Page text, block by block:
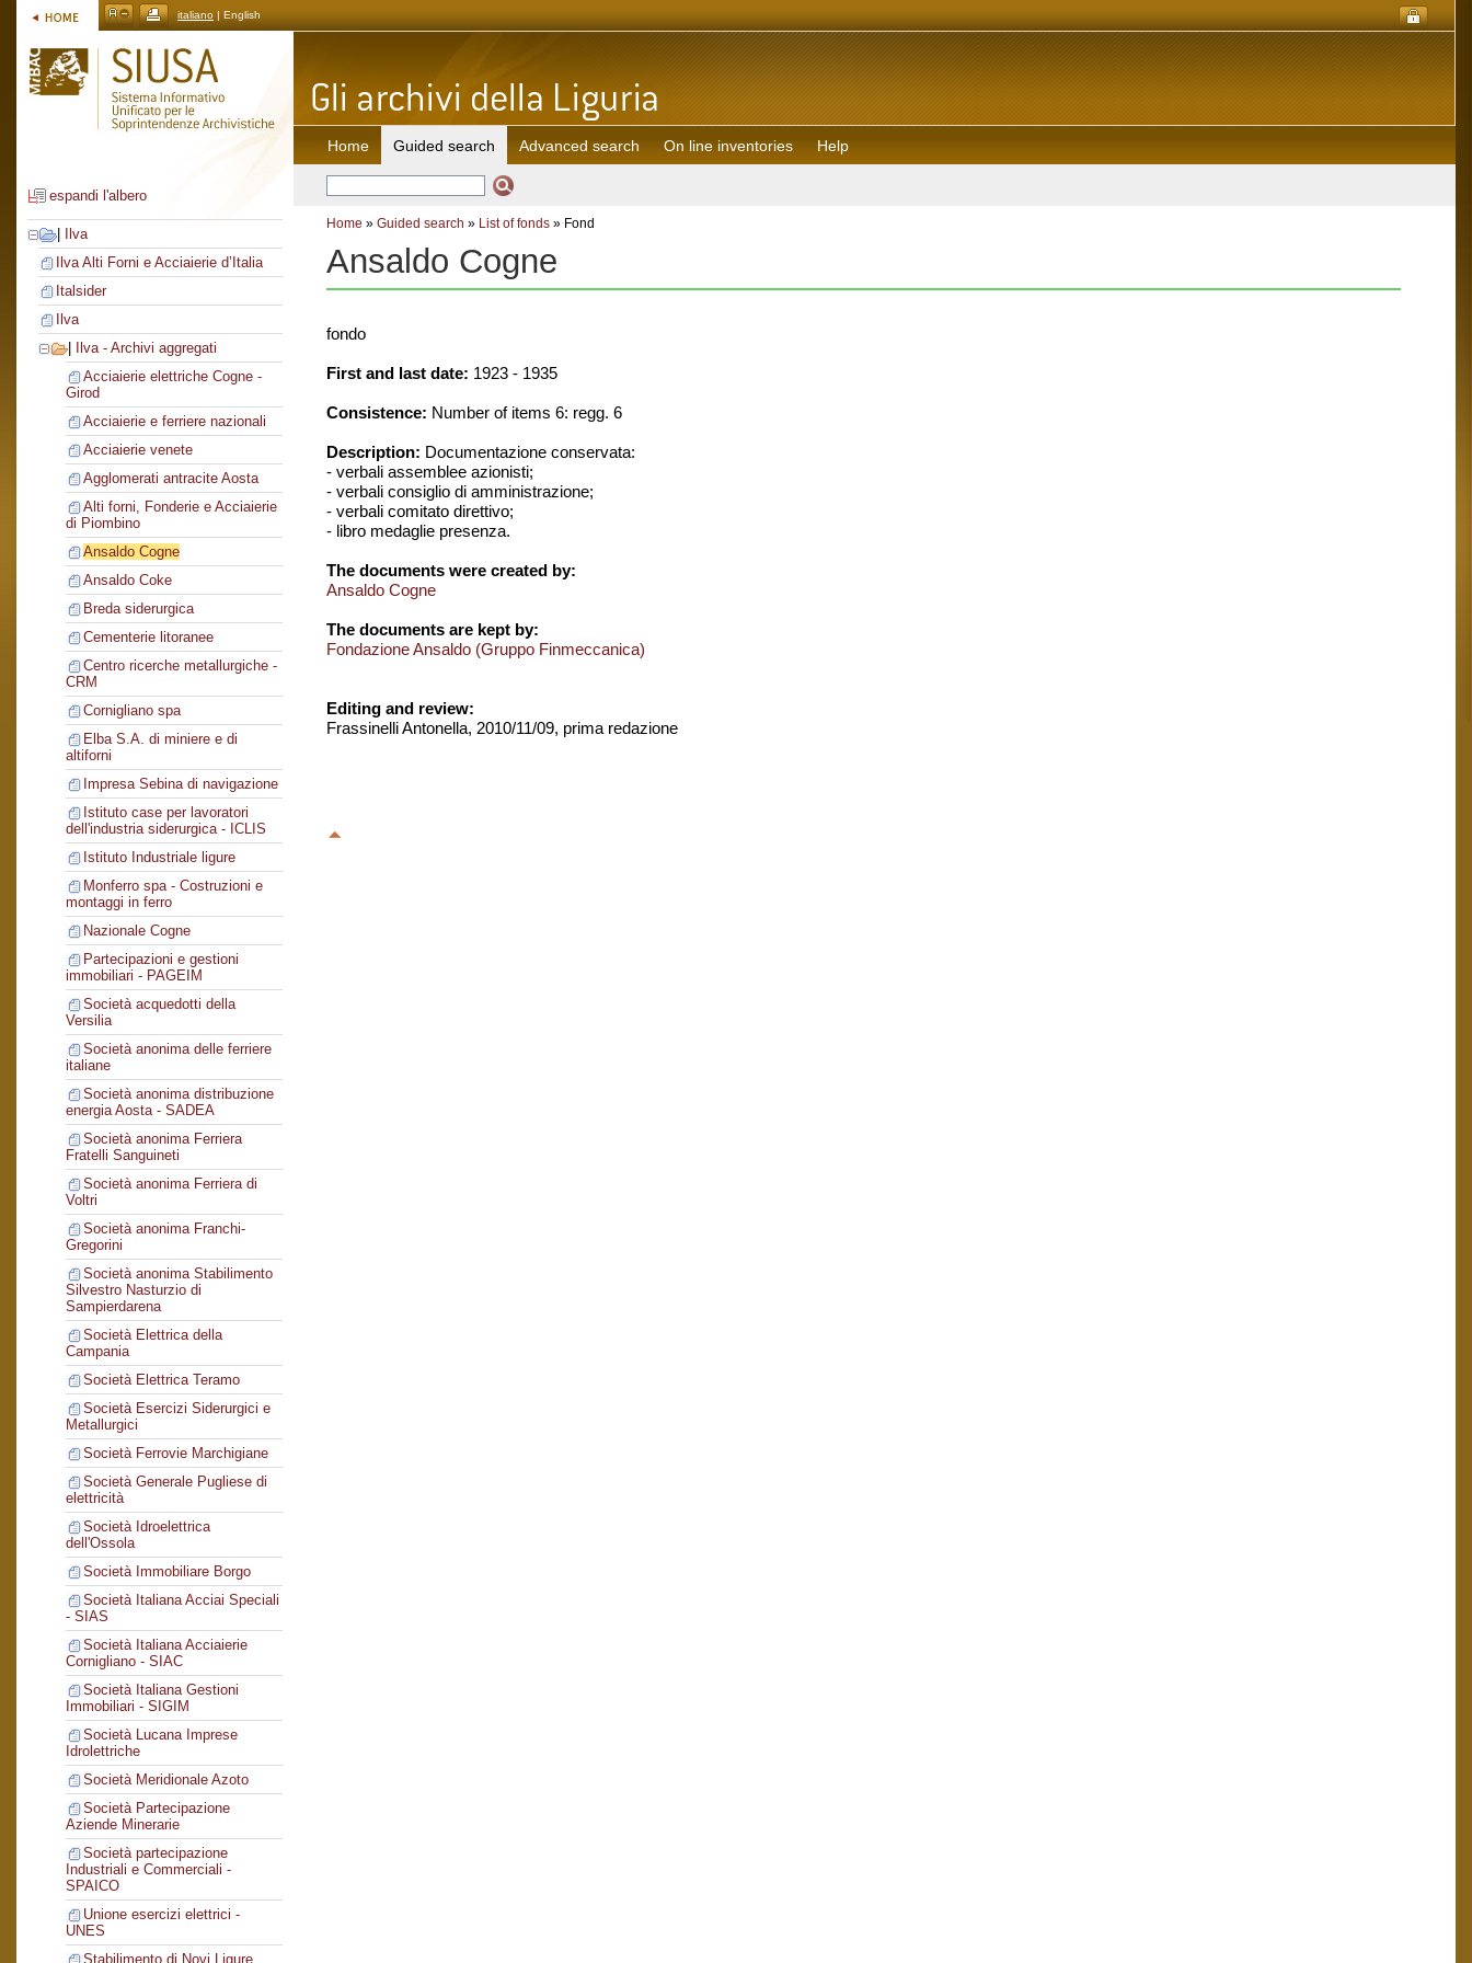
italiano | English
espandi l'albero
Ilva
Ilva Alti Forni e Acciaierie d’Italia
Italsider
Ilva
Ilva - Archivi aggregati
Acciaierie elettriche Cogne -
Girod
Acciaierie e ferriere nazionali
Acciaierie venete
Agglomerati antracite Aosta
Alti forni, Fonderie e Acciaierie
di Piombino
Ansaldo Cogne
Ansaldo Coke
Breda siderurgica
Cementerie litoranee
Centro ricerche metallurgiche -
CRM
Cornigliano spa
Elba S.A. di miniere e di
altiforni
Impresa Sebina di navigazione
Istituto case per lavoratori
dell'industria siderurgica - ICLIS
Istituto Industriale ligure
Monferro spa - Costruzioni e
montaggi in ferro
Nazionale Cogne
Partecipazioni e gestioni
immobiliari - PAGEIM
Società acquedotti della
Versilia
Società anonima delle ferriere
italiane
Società anonima distribuzione
energia Aosta - SADEA
Società anonima Ferriera
Fratelli Sanguineti
Società anonima Ferriera di
Voltri
Società anonima Franchi-
Gregorini
Società anonima Stabilimento
Silvestro Nasturzio di
Sampierdarena
Società Elettrica della
Campania
Società Elettrica Teramo
Società Esercizi Siderurgici e
Metallurgici
Società Ferrovie Marchigiane
Società Generale Pugliese di
elettricità
Società Idroelettrica
dell'Ossola
Società Immobiliare Borgo
Società Italiana Acciai Speciali
- SIAS
Società Italiana Acciaierie
Cornigliano - SIAC
Società Italiana Gestioni
Immobiliari - SIGIM
Società Lucana Imprese
Idrolettriche
Società Meridionale Azoto
Società Partecipazione
Aziende Minerarie
Società partecipazione
Industriali e Commerciali -
SPAICO
Unione esercizi elettrici -
UNES
Stabilimento di Novi Ligure
Home Guided search Advanced search On line inventories Help
Home » Guided search » List of fonds » Fond
Ansaldo Cogne
fondo
First and last date: 1923 - 1935
Consistence: Number of items 6: regg. 6
Description: Documentazione conservata:
- verbali assemblee azionisti;
- verbali consiglio di amministrazione;
- verbali comitato direttivo;
- libro medaglie presenza.
The documents were created by:
Ansaldo Cogne
The documents are kept by:
Fondazione Ansaldo (Gruppo Finmeccanica)
Editing and review:
Frassinelli Antonella, 2010/11/09, prima redazione